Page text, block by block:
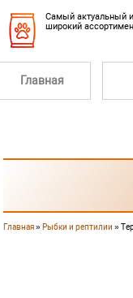
Cамый актуальный и
широкий
Главная
Вы здесь
Главная» Рыбки и рептилии »